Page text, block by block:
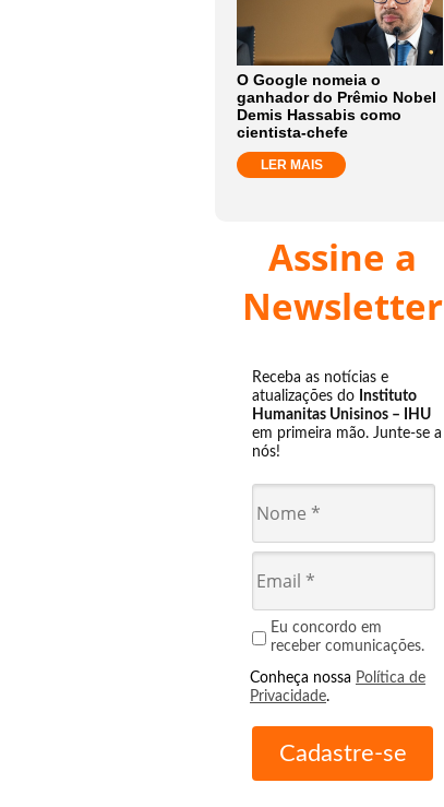
O Google nomeia o
ganhador do Prêmio Nobel
Demis Hassabis como
cientista-chefe
LER MAIS
Assine a
Newsletter
Receba as notícias e
atualizações do Instituto
Humanitas Unisinos – IHU
em primeira mão. Junte-se a
nós!
Eu concordo em
receber comunicações.
Conheça nossa Política de
Privacidade.